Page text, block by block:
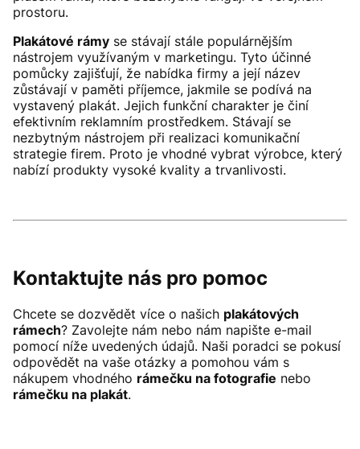
prostoru.
Plakátové rámy se stávají stále populárnějším
nástrojem využívaným v marketingu. Tyto účinné
pomůcky zajišťují, že nabídka firmy a její název
zůstávají v paměti příjemce, jakmile se podívá na
vystavený plakát. Jejich funkční charakter je činí
efektivním reklamním prostředkem. Stávají se
nezbytným nástrojem při realizaci komunikační
strategie firem. Proto je vhodné vybrat výrobce, který
nabízí produkty vysoké kvality a trvanlivosti.
Kontaktujte nás pro pomoc
Chcete se dozvědět více o našich plakátových
rámech? Zavolejte nám nebo nám napište e-mail
pomocí níže uvedených údajů. Naši poradci se pokusí
odpovědět na vaše otázky a pomohou vám s
nákupem vhodného rámečku na fotografie nebo
rámečku na plakát.